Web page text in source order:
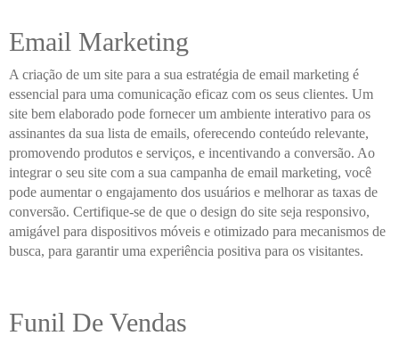
Email Marketing
A criação de um site para a sua estratégia de email marketing é
essencial para uma comunicação eficaz com os seus clientes. Um
site bem elaborado pode fornecer um ambiente interativo para os
assinantes da sua lista de emails, oferecendo conteúdo relevante,
promovendo produtos e serviços, e incentivando a conversão. Ao
integrar o seu site com a sua campanha de email marketing, você
pode aumentar o engajamento dos usuários e melhorar as taxas de
conversão. Certifique-se de que o design do site seja responsivo,
amigável para dispositivos móveis e otimizado para mecanismos de
busca, para garantir uma experiência positiva para os visitantes.
Funil De Vendas